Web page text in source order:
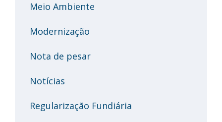
Meio Ambiente
Modernização
Nota de pesar
Notícias
Regularização Fundiária